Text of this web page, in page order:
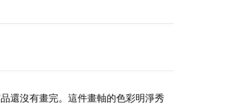
還沒有畫完。這件畫軸的色彩明淨秀